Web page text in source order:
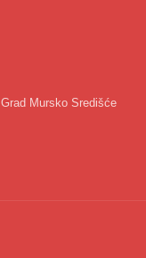
Grad Mursko Središće